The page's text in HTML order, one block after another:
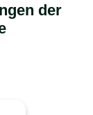
der